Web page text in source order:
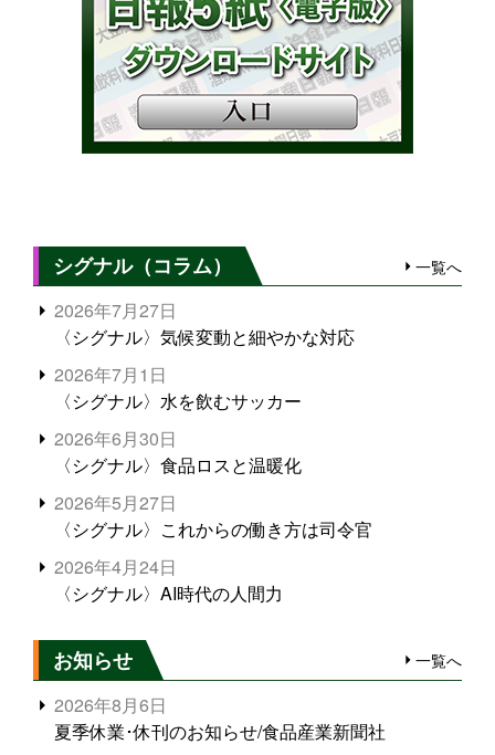
シグナル（コラム） 一覧へ
2026年7月27日
〈シグナル〉気候変動と細やかな対応
2026年7月1日
〈シグナル〉水を飲むサッカー
2026年6月30日
〈シグナル〉食品ロスと温暖化
2026年5月27日
〈シグナル〉これからの働き方は司令官
2026年4月24日
〈シグナル〉AI時代の人間力
お知らせ 一覧へ
2026年8月6日
夏季休業･休刊のお知らせ/食品産業新聞社